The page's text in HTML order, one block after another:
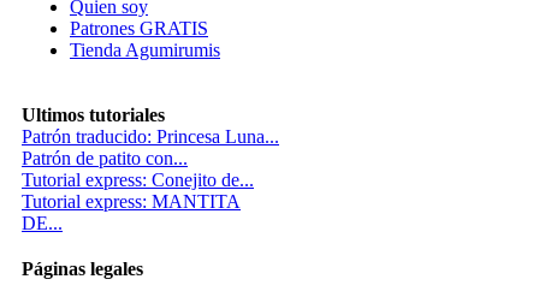
Quien soy
Patrones GRATIS
Tienda Agumirumis
Ultimos tutoriales
Patrón traducido: Princesa Luna...
Patrón de patito con...
Tutorial express: Conejito de...
Tutorial express: MANTITA
DE...
Páginas legales